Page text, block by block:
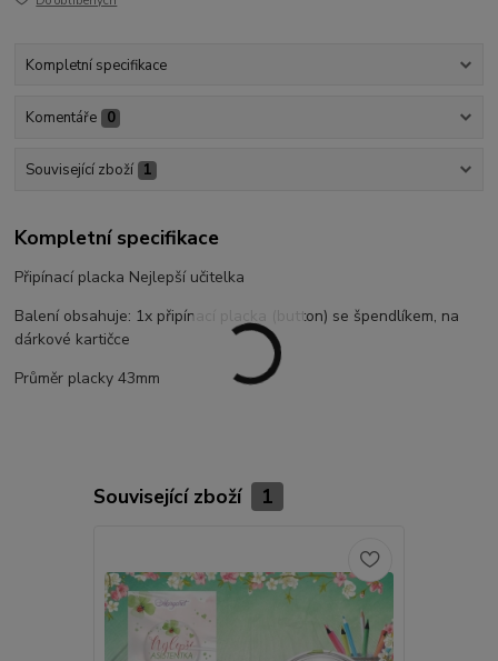
Kompletní specifikace
Komentáře 0
Související zboží 1
Kompletní specifikace
Připínací placka Nejlepší učitelka
Balení obsahuje: 1x připínací placka (button) se špendlíkem, na
dárkové kartičce
Průměr placky 43mm
Související zboží 1